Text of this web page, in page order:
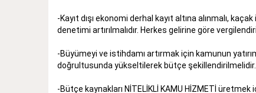
-Kayıt dışı ekonomi derhal kayıt altına alınmalı,
denetimi artırılmalıdır. Herkes gelirine göre
-Büyümeyi ve istihdamı artırmak için kamunun
doğrultusunda yükseltilerek bütçe şekillendirilmelidir.
-Bütçe kaynakları NİTELİKLİ KAMU HİZMETİ